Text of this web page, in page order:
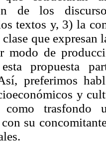
de los
textos y, 3) la
que
modo de
propuesta
preferimos
y
como trasfondo
su